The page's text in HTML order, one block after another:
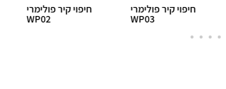
חיפוי קיר פולימרי
WP02
חיפוי קיר פולימרי
WP46